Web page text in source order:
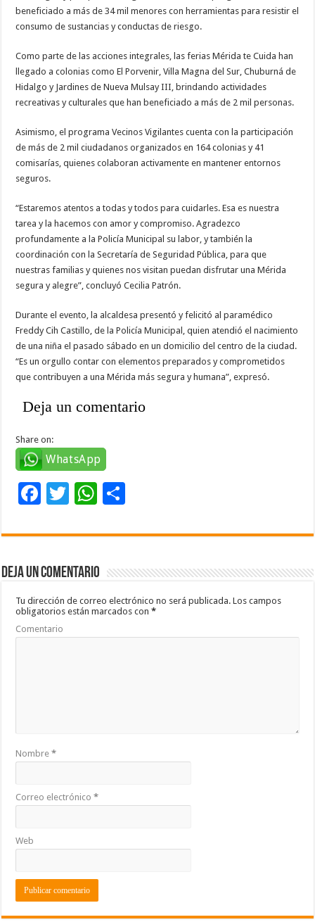
beneficiado a más de 34 mil menores con herramientas para resistir el
consumo de sustancias y conductas de riesgo.
Como parte de las acciones integrales, las ferias Mérida te Cuida han
llegado a colonias como El Porvenir, Villa Magna del Sur, Chuburná de
Hidalgo y Jardines de Nueva Mulsay III, brindando actividades
recreativas y culturales que han beneficiado a más de 2 mil personas.
Asimismo, el programa Vecinos Vigilantes cuenta con la participación
de más de 2 mil ciudadanos organizados en 164 colonias y 41
comisarías, quienes colaboran activamente en mantener entornos
seguros.
“Estaremos atentos a todas y todos para cuidarles. Esa es nuestra
tarea y la hacemos con amor y compromiso. Agradezco
profundamente a la Policía Municipal su labor, y también la
coordinación con la Secretaría de Seguridad Pública, para que
nuestras familias y quienes nos visitan puedan disfrutar una Mérida
segura y alegre”, concluyó Cecilia Patrón.
Durante el evento, la alcaldesa presentó y felicitó al paramédico
Freddy Cih Castillo, de la Policía Municipal, quien atendió el nacimiento
de una niña el pasado sábado en un domicilio del centro de la ciudad.
“Es un orgullo contar con elementos preparados y comprometidos
que contribuyen a una Mérida más segura y humana”, expresó.
Deja un comentario
Share on:
WhatsApp
F
e
b
o
o
k
T
tt
er
W
at
sA
p
p
m
ar
ti
Deja un comentario
Tu dirección de correo electrónico no será publicada. Los campos
obligatorios están marcados con*
Comentario
Nombre*
Correo electrónico*
Web